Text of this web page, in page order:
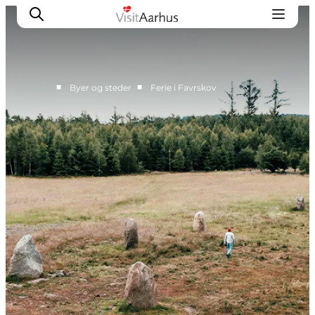
Byer og steder
Aarhus
Djursland
Randers
Silkeborg
Viborg
Favrskov
■ Byer og steder ■ Ferie i Favrskov